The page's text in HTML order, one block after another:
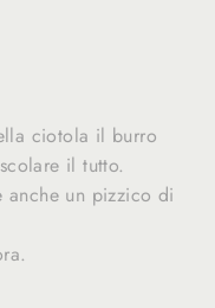
ciotola il burro
il tutto.
un pizzico di